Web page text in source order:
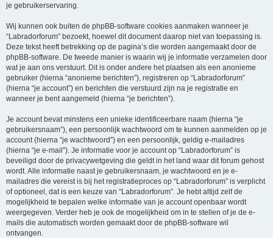
je gebruikerservaring.
Wij kunnen ook buiten de phpBB-software cookies aanmaken wanneer je
“Labradorforum” bezoekt, hoewel dit document daarop niet van toepassing is.
Deze tekst heeft betrekking op de pagina’s die worden aangemaakt door de
phpBB-software. De tweede manier is waarin wij je informatie verzamelen door
wat je aan ons verstuurt. Dit is onder andere het plaatsen als een anonieme
gebruiker (hierna “anonieme berichten”), registreren op “Labradorforum”
(hierna “je account”) en berichten die verstuurd zijn na je registratie en
wanneer je bent aangemeld (hierna “je berichten”).
Je account bevat minstens een unieke identificeerbare naam (hierna “je
gebruikersnaam”), een persoonlijk wachtwoord om te kunnen aanmelden op je
account (hierna “je wachtwoord”) en een persoonlijk, geldig e-mailadres
(hierna “je e-mail”). Je informatie voor je account op “Labradorforum” is
beveiligd door de privacywetgeving die geldt in het land waar dit forum gehost
wordt. Alle informatie naast je gebruikersnaam, je wachtwoord en je e-
mailadres die vereist is bij het registratieproces op “Labradorforum” is verplicht
of optioneel, dat is een keuze van “Labradorforum”. Je hebt altijd zelf de
mogelijkheid te bepalen welke informatie van je account openbaar wordt
weergegeven. Verder heb je ook de mogelijkheid om in te stellen of je de e-
mails die automatisch worden gemaakt door de phpBB-software wil
ontvangen.